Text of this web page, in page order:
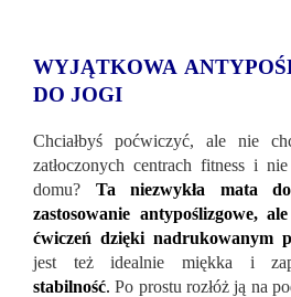
WYJĄTKOWA
DO JOGI
Chciałbyś poćwiczyć, ale nie
zatłoczonych centrach fitness i
domu? Ta niezwykła mata
zastosowanie antypoślizgowe,
ćwiczeń dzięki nadrukowanym
jest też idealnie miękka i
stabilność. Po prostu rozłóż ją na